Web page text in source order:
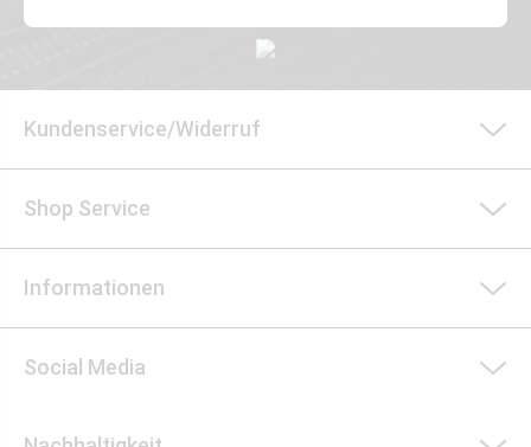
Kundenservice/Widerruf
Shop Service
Informationen
Social Media